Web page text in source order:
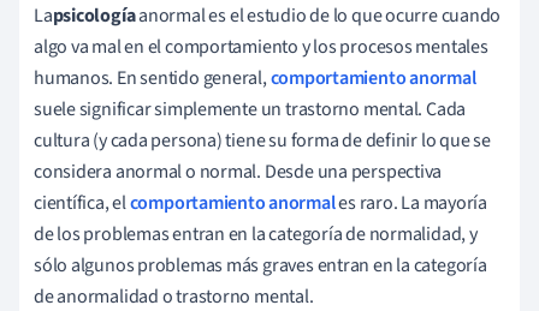
Lapsicologíaanormal es el estudio de lo que ocurre cuando
algo va mal en el comportamiento y los procesos mentales
humanos. En sentido general,comportamiento anormal
suele significar simplemente un trastorno mental. Cada
cultura (y cada persona) tiene su forma de definir lo que se
considera anormal o normal. Desde una perspectiva
científica, elcomportamiento anormales raro. La mayoría
de los problemas entran en la categoría de normalidad, y
sólo algunos problemas más graves entran en la categoría
de anormalidad o trastorno mental.